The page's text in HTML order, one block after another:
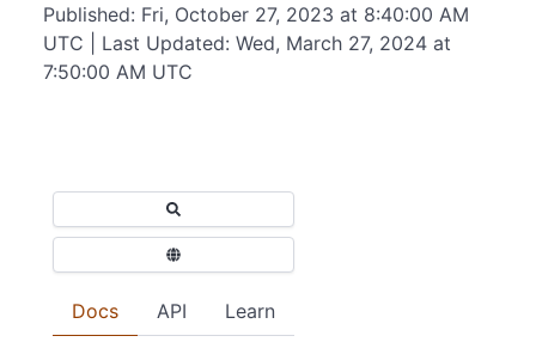
Docs API Learn
Published: Fri, October 27, 2023 at 8:40:00 AM
UTC | Last Updated: Wed, March 27, 2024 at
7:50:00 AM UTC